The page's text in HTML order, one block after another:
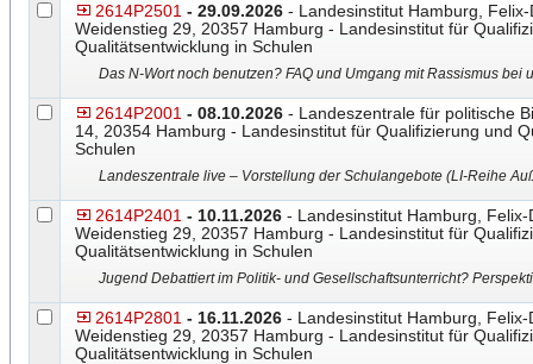
2614P2501 - 29.09.2026 - Landesinstitut Hamburg,
Weidenstieg 29, 20357 Hamburg - Landesinstitut für
Qualitätsentwicklung in Schulen
Das N-Wort noch benutzen? FAQ und Umgang mit Rassismus bei
2614P2001 - 08.10.2026 - Landeszentrale für politische
14, 20354 Hamburg - Landesinstitut für Qualifizierung und
Schulen
Landeszentrale live – Vorstellung der Schulangebote (LI-Reihe
2614P2401 - 10.11.2026 - Landesinstitut Hamburg,
Weidenstieg 29, 20357 Hamburg - Landesinstitut für
Qualitätsentwicklung in Schulen
Jugend Debattiert im Politik- und Gesellschaftsunterricht?
2614P2801 - 16.11.2026 - Landesinstitut Hamburg,
Weidenstieg 29, 20357 Hamburg - Landesinstitut für
Qualitätsentwicklung in Schulen